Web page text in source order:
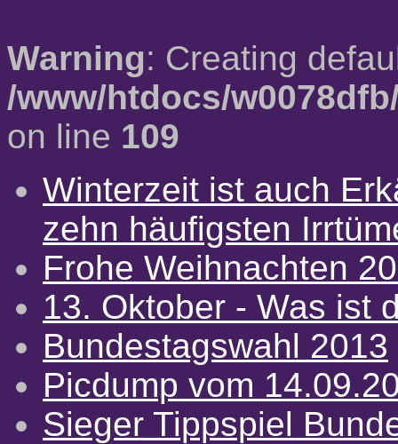
Warning: Creating
/www/htdocs/
on line 109
Winterzeit ist auch
zehn häufigsten
Frohe Weihnachten
13. Oktober - Was ist
Bundestagswahl 2013
Picdump vom
Sieger Tippspiel